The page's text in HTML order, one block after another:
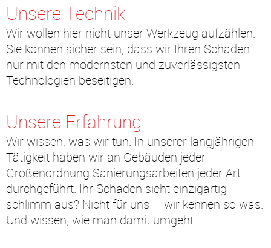
Unsere Technik
Wir wollen hier nicht unser Werkzeug aufzählen.
Sie können sicher sein, dass wir Ihren Schaden
nur mit den modernsten und zuverlässigsten
Technologien beseitigen.
Unsere Erfahrung
Wir wissen, was wir tun. In unserer langjährigen
Tätigkeit haben wir an Gebäuden jeder
Größenordnung Sanierungsarbeiten jeder Art
durchgeführt. Ihr Schaden sieht einzigartig
schlimm aus? Nicht für uns – wir kennen so was.
Und wissen, wie man damit umgeht.